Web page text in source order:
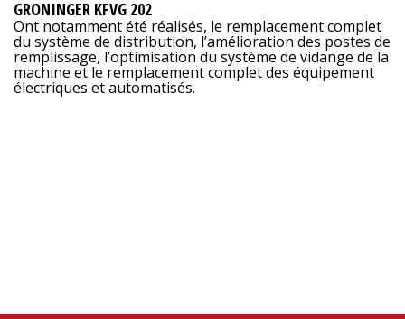
GRONINGER KFVG 202
Ont notamment été réalisés, le remplacement complet
du système de distribution, l’amélioration des postes de
remplissage, l’optimisation du système de vidange de la
machine et le remplacement complet des équipement
électriques et automatisés.